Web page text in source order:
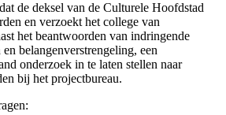
de deksel van de Culturele Hoofdstad
en verzoekt het college van
het beantwoorden van indringende
belangenverstrengeling, een
onderzoek in te laten stellen naar
bij het projectbureau.